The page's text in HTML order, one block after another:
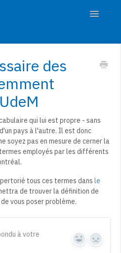
Toggle
les études
son admission
sa demande
son dossier
des
qui lui est propre - sans
pays à l'autre. Il est donc
soyez pas en mesure de cerner la
employés par les différents
tous ces termes dans le
de trouver la définition de
vous poser problème.
à votre
Yes No